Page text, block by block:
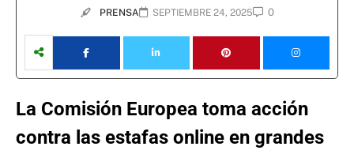
PRENSA SEPTIEMBRE 24, 2025 0
La Comisión Europea toma acción
contra las estafas online en grandes